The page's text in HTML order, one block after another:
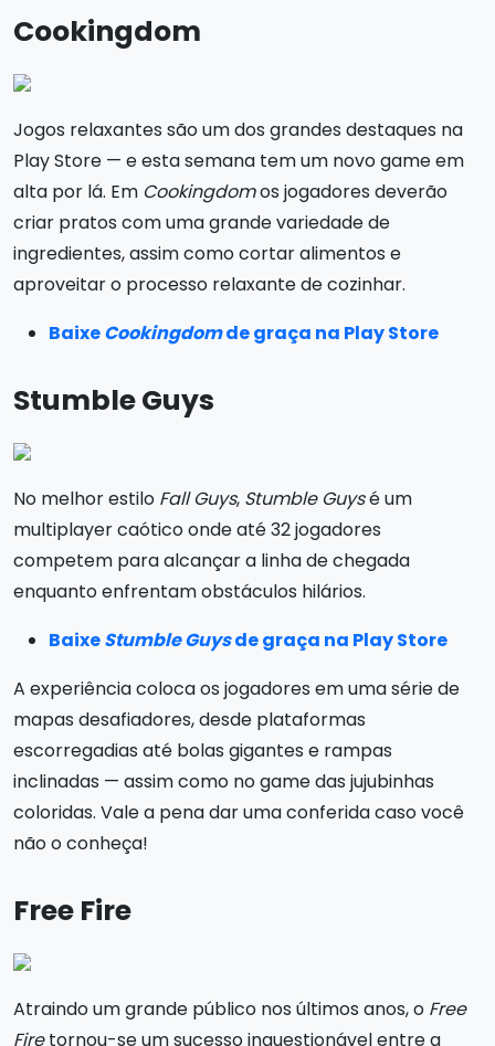
Cookingdom
Jogos relaxantes são um dos grandes destaques na
Play Store — e esta semana tem um novo game em
alta por lá. Em Cookingdomos jogadores deverão
criar pratos com uma grande variedade de
ingredientes, assim como cortar alimentos e
aproveitar o processo relaxante de cozinhar.
BaixeCookingdomde graça na Play Store
Stumble Guys
No melhor estilo Fall Guys, Stumble Guysé um
multiplayer caótico onde até 32 jogadores
competem para alcançar a linha de chegada
enquanto enfrentam obstáculos hilários.
BaixeStumble Guysde graça na Play Store
A experiência coloca os jogadores em uma série de
mapas desafiadores, desde plataformas
escorregadias até bolas gigantes e rampas
inclinadas — assim como no game das jujubinhas
coloridas. Vale a pena dar uma conferida caso você
não o conheça!
Free Fire
Atraindo um grande público nos últimos anos, o Free
Firetornou-se um sucesso inquestionável entre a